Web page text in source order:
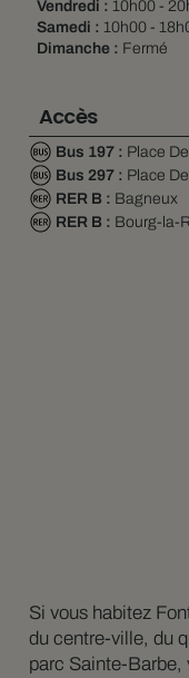
Vendredi : 10h00 -
Samedi : 10h00 -
Dimanche : Fermé
Accès
Bus 197 : Place
Bus 297 : Place
RER B : Bagneux
RER B : Bourg-la-
Si vous habitez
du centre-ville, du
parc Sainte-Barbe,